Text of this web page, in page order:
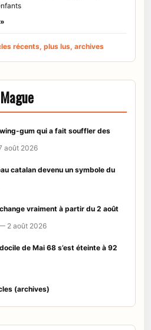
récents, plus lus, archives
gum qui a fait souffler des
août 2026
catalan devenu un symbole du
vraiment à partir du 2 août
2 août 2026
de Mai 68 s’est éteinte à 92
(archives)